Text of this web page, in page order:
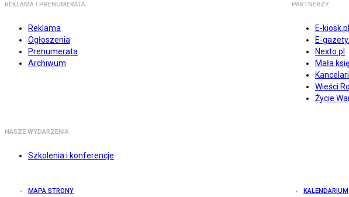
REKLAMA I PRENUMERATA
Reklama
Ogłoszenia
Prenumerata
Archiwum
PARTNERZY
E-kiosk.pl
E-
Nexto.pl
Mała
Wieści
Życie
NASZE WYDARZENIA
Szkolenia i konferencje
MAPA STRONY KALENDARIUM